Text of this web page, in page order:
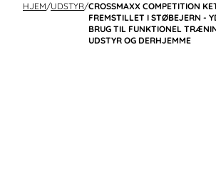
HJEM/UDSTYR/CROSSMAXX COMPETITION
FREMSTILLET I STØBEJERN -
BRUG TIL FUNKTIONEL
UDSTYR OG DERHJEMME